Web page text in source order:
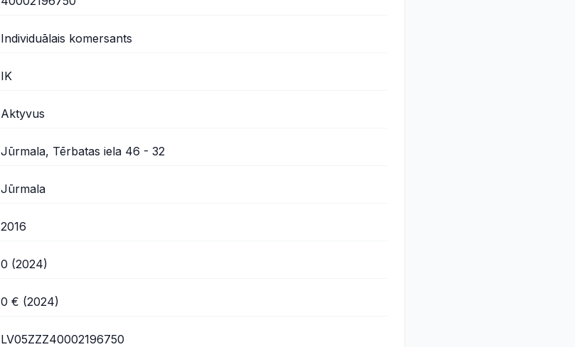
Individuālais komersants
IK
Aktyvus
Jūrmala, Tērbatas iela 46 - 32
Jūrmala
2016
0 (2024)
0 € (2024)
LV05ZZZ40002196750